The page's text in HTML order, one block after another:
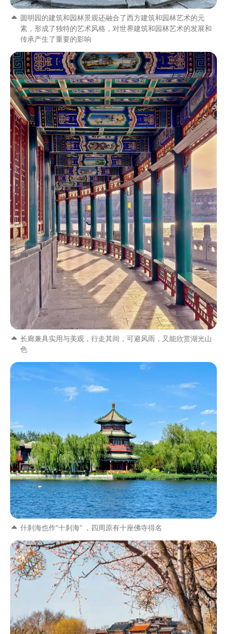
圆明园的建筑和园林景观还融合了西方建筑和园林艺术的元
素，形成了独特的艺术风格，对世界建筑和园林艺术的发展和
传承产生了重要的影响
长廊兼具实用与美观，行走其间，可避风雨，又能欣赏湖光山
色
什刹海也作“十刹海” ，四周原有十座佛寺得名